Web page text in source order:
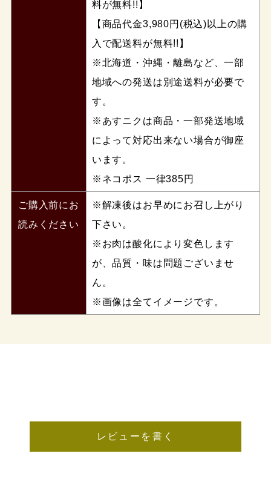
料が無料!!】
【商品代金3,980円(税込)以上の購
入で配送料が無料!!】
※北海道・沖縄・離島など、一部
地域への発送は別途送料が必要で
す。
※あすニクは商品・一部発送地域
によって対応出来ない場合が御座
います。
※ネコポス 一律385円
ご購入前にお
読みください
※解凍後はお早めにお召し上がり
下さい。
※お肉は酸化により変色します
が、品質・味は問題ございませ
ん。
※画像は全てイメージです。
レビューを書く